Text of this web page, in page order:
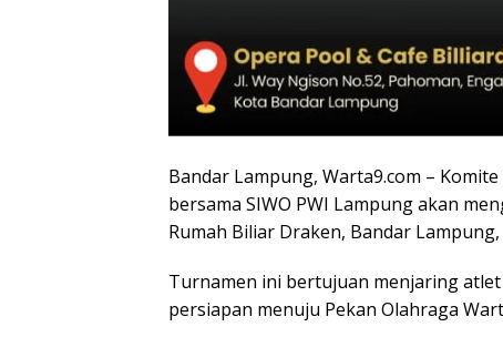
Bandar Lampung, Warta9.com –
bersama SIWO PWI Lampung akan
Rumah Biliar Draken, Bandar
Turnamen ini bertujuan menjaring
persiapan menuju Pekan Olahraga